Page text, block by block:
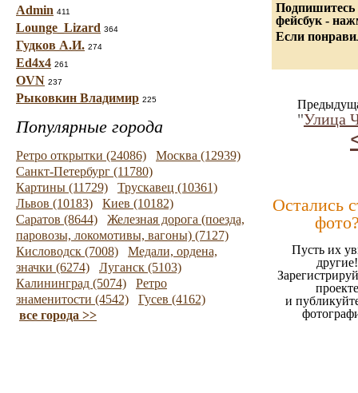
Admin 411
Lounge_Lizard 364
Гудков А.И. 274
Ed4x4 261
OVN 237
Рыковкин Владимир 225
Популярные города
Ретро открытки (24086)
Москва (12939)
Санкт-Петербург (11780)
Картины (11729)
Трускавец (10361)
Львов (10183)
Киев (10182)
Саратов (8644)
Железная дорога (поезда,
паровозы, локомотивы, вагоны) (7127)
Кисловодск (7008)
Медали, ордена,
значки (6274)
Луганск (5103)
Калининград (5074)
Ретро
знаменитости (4542)
Гусев (4162)
все города >>
Подпишитесь
фейсбук -
Если
"Улица
Остались
Пусть их
другие!
проекте
и